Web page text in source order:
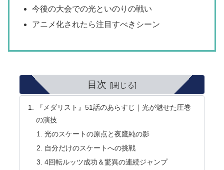
今後の大会での光といのりの戦い
アニメ化されたら注目すべきシーン
目次
『メダリスト』51話のあらすじ｜光が魅せた圧巻
の演技
光のスケートの原点と夜鷹純の影
自分だけのスケートへの挑戦
4回転ルッツ成功＆驚異の連続ジャンプ